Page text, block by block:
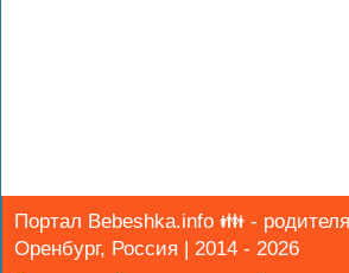
Портал Bebeshka.info 👪 -
Оренбург, Россия | 2014 - 2026